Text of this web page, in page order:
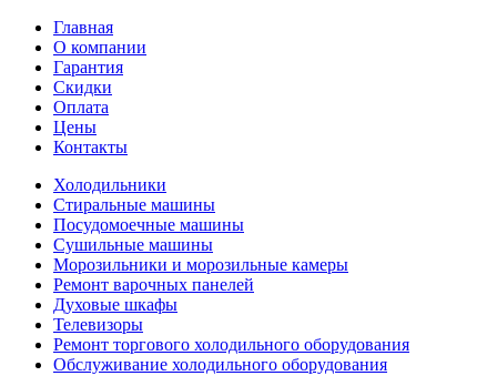
Главная
О компании
Гарантия
Скидки
Оплата
Цены
Контакты
Холодильники
Стиральные машины
Посудомоечные машины
Сушильные машины
Морозильники и морозильные камеры
Ремонт варочных панелей
Духовые шкафы
Телевизоры
Ремонт торгового холодильного оборудования
Обслуживание холодильного оборудования